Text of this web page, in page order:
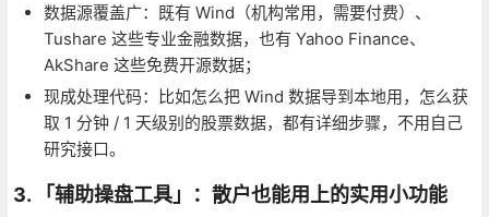
数据源覆盖广：既有 Wind（机构常用，需要付费）、
Tushare 这些专业金融数据，也有 Yahoo Finance、
AkShare 这些免费开源数据；
现成处理代码：比如怎么把 Wind 数据导到本地用，怎么获
取 1 分钟 / 1 天级别的股票数据，都有详细步骤，不用自己
研究接口。
3. 「辅助操盘工具」：散户也能用上的实用小功能